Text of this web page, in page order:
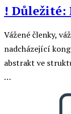
! Důležité:
Vážené členky,
nadcházející
abstrakt ve
…